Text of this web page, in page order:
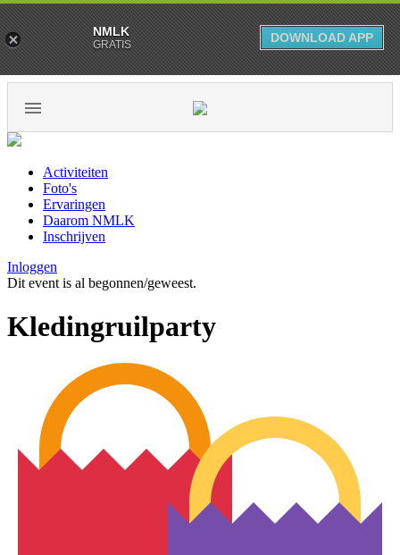
Activiteiten
Foto's
Ervaringen
Daarom NMLK
Inschrijven
Inloggen
Dit event is al begonnen/geweest.
Kledingruilparty
NMLK
GRATIS DOWNLOAD APP